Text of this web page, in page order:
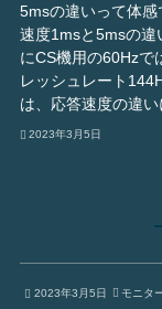
5msの違いって体
速度1msと5msの違
にCS機用の60Hzで
レッシュレート
は、応答速度の違
2023年3月5日
2023年3月5日 モニタ